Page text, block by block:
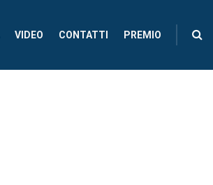
VIDEO CONTATTI PREMIO